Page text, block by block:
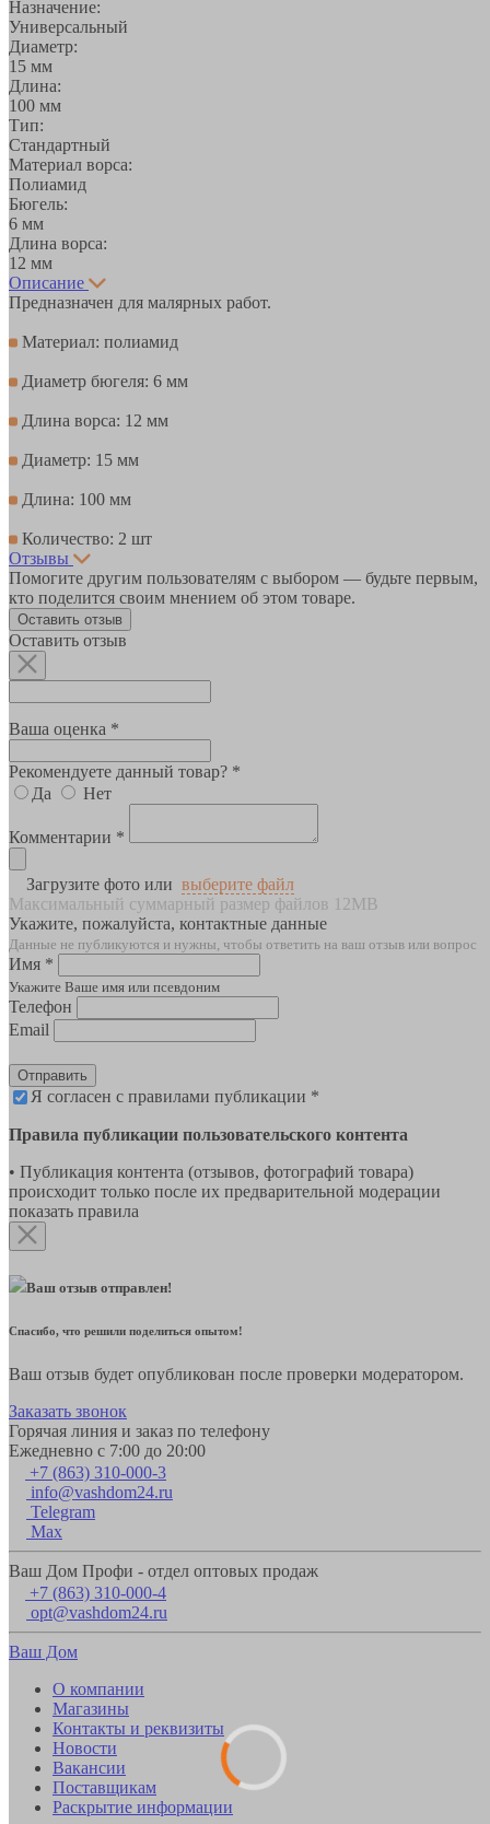
Назначение:
Универсальный
Диаметр:
15 мм
Длина:
100 мм
Тип:
Стандартный
Материал ворса:
Полиамид
Бюгель:
6 мм
Длина ворса:
12 мм
Описание
Предназначен для малярных работ.
Материал: полиамид
Диаметр бюгеля: 6 мм
Длина ворса: 12 мм
Диаметр: 15 мм
Длина: 100 мм
Количество: 2 шт
Отзывы
Помогите другим пользователям с выбором — будьте первым,
кто поделится своим мнением об этом товаре.
Оставить отзыв
Оставить отзыв
Ваша оценка *
Рекомендуете данный товар? *
Да
Нет
Комментарии *
Загрузите фото или выберите файл
Максимальный суммарный размер файлов 12MB
Укажите, пожалуйста, контактные данные
Данные не публикуются и нужны, чтобы ответить на ваш отзыв или вопрос
Имя *
Укажите Ваше имя или псевдоним
Телефон
Email
Отправить
Я согласен с правилами публикации *
Правила публикации пользовательского контента
• Публикация контента (отзывов, фотографий товара)
происходит только после их предварительной модерации
показать правила
Ваш отзыв отправлен!
Спасибо, что решили поделиться опытом!
Ваш отзыв будет опубликован после проверки модератором.
Заказать звонок
Горячая линия и заказ по телефону
Ежедневно с 7:00 до 20:00
+7 (863) 310-000-3
info@vashdom24.ru
Telegram
Max
Ваш Дом Профи - отдел оптовых продаж
+7 (863) 310-000-4
opt@vashdom24.ru
Ваш Дом
О компании
Магазины
Контакты и реквизиты
Новости
Вакансии
Поставщикам
Раскрытие информации